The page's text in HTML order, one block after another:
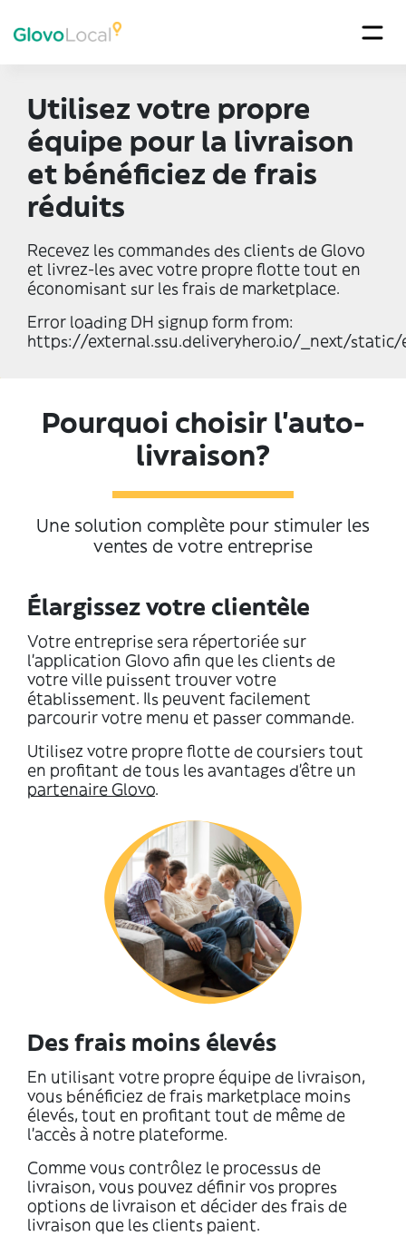
Utilisez votre propre
équipe pour la livraison
et bénéficiez de frais
réduits
Recevez les commandes des clients de Glovo
et livrez-les avec votre propre flotte tout en
économisant sur les frais de marketplace.
Error loading DH signup form from:
https://external.ssu.deliveryhero.io/_next/static/
Pourquoi choisir l'auto-
livraison?
Une solution complète pour stimuler les
ventes de votre entreprise
Élargissez votre clientèle
Votre entreprise sera répertoriée sur
l’application Glovo afin que les clients de
votre ville puissent trouver votre
établissement. Ils peuvent facilement
parcourir votre menu et passer commande.
Utilisez votre propre flotte de coursiers tout
en profitant de tous les avantages d'être un
partenaire Glovo.
Des frais moins élevés
En utilisant votre propre équipe de livraison,
vous bénéficiez de frais marketplace moins
élevés, tout en profitant tout de même de
l’accès à notre plateforme.
Comme vous contrôlez le processus de
livraison, vous pouvez définir vos propres
options de livraison et décider des frais de
livraison que les clients paient.